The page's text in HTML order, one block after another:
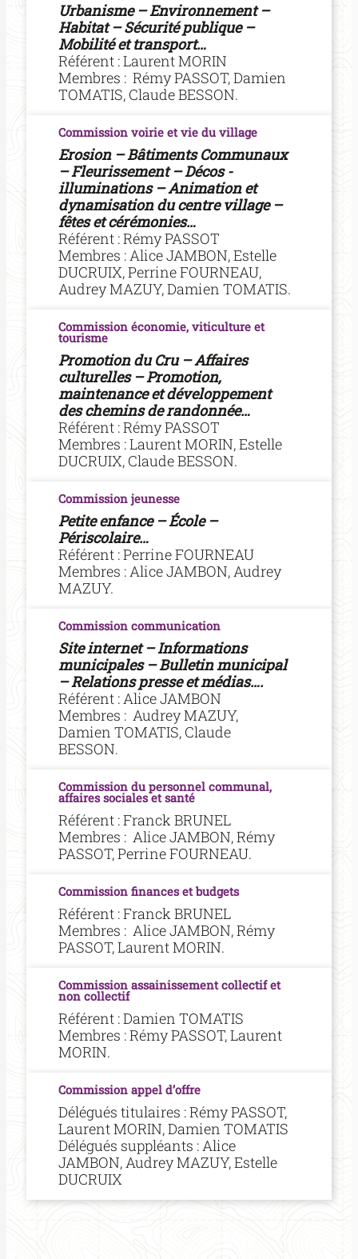
Urbanisme – Environnement –
Habitat – Sécurité publique –
Mobilité et transport…
Référent : Laurent MORIN
Membres : Rémy PASSOT, Damien
TOMATIS, Claude BESSON.
Commission voirie et vie du village
Erosion – Bâtiments Communaux
– Fleurissement – Décos -
illuminations – Animation et
dynamisation du centre village –
fêtes et cérémonies…
Référent : Rémy PASSOT
Membres : Alice JAMBON, Estelle
DUCRUIX, Perrine FOURNEAU,
Audrey MAZUY, Damien TOMATIS.
Commission économie, viticulture et
tourisme
Promotion du Cru – Affaires
culturelles – Promotion,
maintenance et développement
des chemins de randonnée…
Référent : RémyPASSOT
Membres : Laurent MORIN, Estelle
DUCRUIX, Claude BESSON.
Commission jeunesse
Petite enfance – École –
Périscolaire…
Référent : PerrineFOURNEAU
Membres : Alice JAMBON, Audrey
MAZUY.
Commission communication
Site internet – Informations
municipales – Bulletin municipal
– Relations presse et médias….
Référent : Alice JAMBON
Membres : Audrey MAZUY,
Damien TOMATIS, Claude
BESSON.
Commission du personnel communal,
affaires sociales et santé
Référent : Franck BRUNEL
Membres : Alice JAMBON, Rémy
PASSOT, Perrine FOURNEAU.
Commission finances et budgets
Référent : Franck BRUNEL
Membres : Alice JAMBON, Rémy
PASSOT, Laurent MORIN.
Commission assainissement collectif et
non collectif
Référent : Damien TOMATIS
Membres : Rémy PASSOT, Laurent
MORIN.
Commission appel d’offre
Délégués titulaires : Rémy PASSOT,
Laurent MORIN, Damien TOMATIS
Délégués suppléants : Alice
JAMBON, Audrey MAZUY, Estelle
DUCRUIX